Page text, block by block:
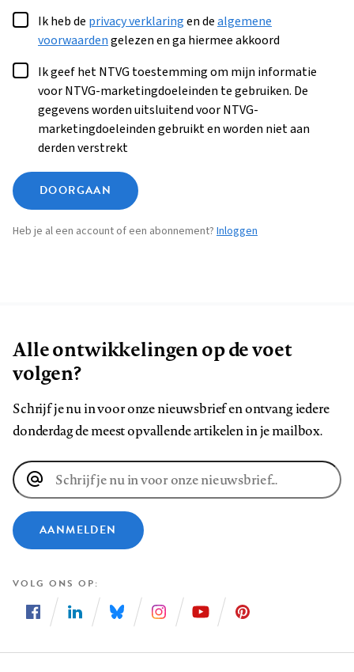
Ik heb de privacy verklaringen dealgemene
voorwaardengelezen en ga hiermee akkoord
Ik geef het NTVG toestemming om mijn informatie
voor NTVG-marketingdoeleinden te gebruiken. De
gegevens worden uitsluitend voor NTVG-
marketingdoeleinden gebruikt en worden niet aan
derden verstrekt
DOORGAAN
Heb je al een account of een abonnement? Inloggen
Alle ontwikkelingen op de voet
volgen?
Schrijf je nu in voor onze nieuwsbrief en ontvang iedere
donderdag de meest opvallende artikelen in je mailbox.
E-
mailadres
AANMELDEN
VOLG ONS OP
ons
ons
ons
ons
ons
ons